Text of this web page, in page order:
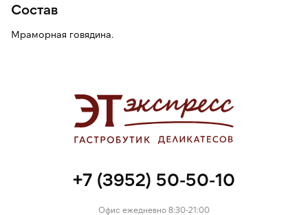
Состав
Мраморная говядина.
+7 (3952) 50-50-10
Офис ежедневно 8:30-21:00